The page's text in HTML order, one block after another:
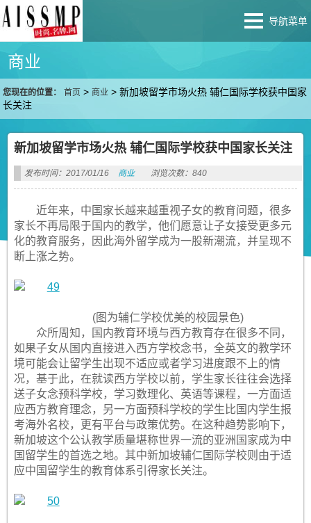
导航菜单
商业
您现在的位置： 首页 >商业 >新加坡留学市场火热 辅仁国际学校获中国家
长关注
新加坡留学市场火热 辅仁国际学校获中国家长关注
发布时间：2017/01/16 商业 浏览次数：840
近年来，中国家长越来越重视子女的教育问题，很多
家长不再局限于国内的教学，他们愿意让子女接受更多元
化的教育服务，因此海外留学成为一股新潮流，并呈现不
断上涨之势。
(图为辅仁学校优美的校园景色)
众所周知，国内教育环境与西方教育存在很多不同，
如果子女从国内直接进入西方学校念书，全英文的教学环
境可能会让留学生出现不适应或者学习进度跟不上的情
况，基于此，在就读西方学校以前，学生家长往往会选择
送子女念预科学校，学习数理化、英语等课程，一方面适
应西方教育理念，另一方面预科学校的学生比国内学生报
考海外名校，更有平台与政策优势。在这种趋势影响下，
新加坡这个公认教学质量堪称世界一流的亚洲国家成为中
国留学生的首选之地。其中新加坡辅仁国际学校则由于适
应中国留学生的教育体系引得家长关注。